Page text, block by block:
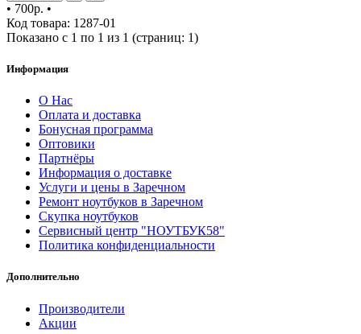
• 700р. •
Код товара: 1287-01
Показано с 1 по 1 из 1 (страниц: 1)
Информация
О Нас
Оплата и доставка
Бонусная программа
Оптовики
Партнёры
Информация о доставке
Услуги и цены в Заречном
Ремонт ноутбуков в Заречном
Скупка ноутбуков
Сервисный центр "НОУТБУК58"
Политика конфиденциальности
Дополнительно
Производители
Акции